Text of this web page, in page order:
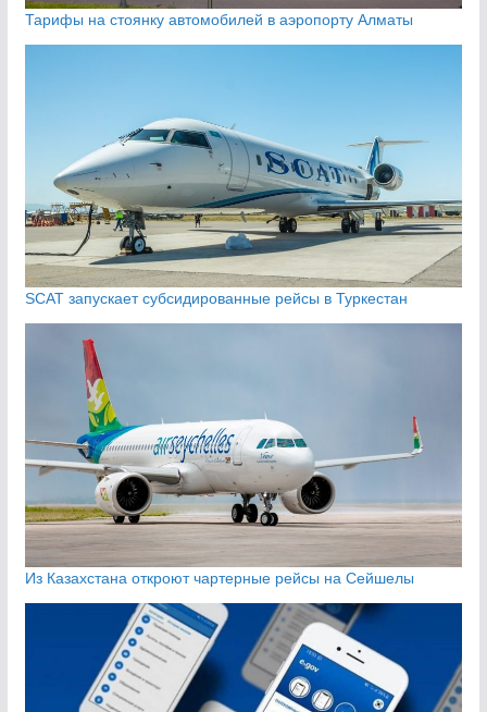
Тарифы на стоянку автомобилей в аэропорту Алматы
SCAT запускает субсидированные рейсы в Туркестан
Из Казахстана откроют чартерные рейсы на Сейшелы